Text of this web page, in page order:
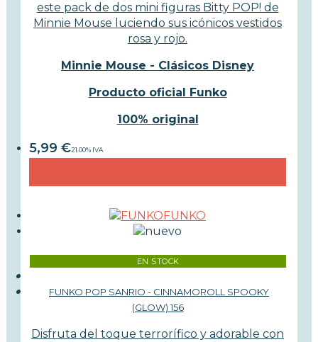
este pack de dos mini figuras Bitty POP! de
Minnie Mouse luciendo sus icónicos vestidos
rosa y rojo.
Minnie Mouse - Clásicos Disney
Producto oficial Funko
100% original
5,99 €21.00% IVA
FUNKO
EN STOCK
FUNKO POP SANRIO - CINNAMOROLL SPOOKY
(GLOW) 156
Disfruta del toque terrorífico y adorable con